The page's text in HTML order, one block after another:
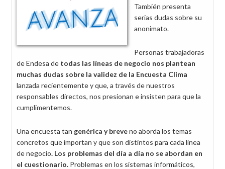
También presenta
serias dudas sobre su
anonimato.
Personas trabajadoras
de Endesa de todas las líneas de negocio nos plantean
muchas dudas sobre la validez de la Encuesta Clima
lanzada recientemente y que, a través de nuestros
responsables directos, nos presionan e insisten para que la
cumplimentemos.
Una encuesta tan genérica y breveno aborda los temas
concretos que importan y que son distintos para cada línea
de negocio. Los problemas del día a día no se abordan en
el cuestionario. Problemas en los sistemas informáticos,